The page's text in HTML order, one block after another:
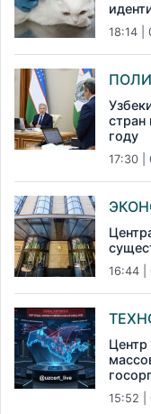
18:14 |
стран
году
17:30 |
16:44 |
Центр
15:52 |